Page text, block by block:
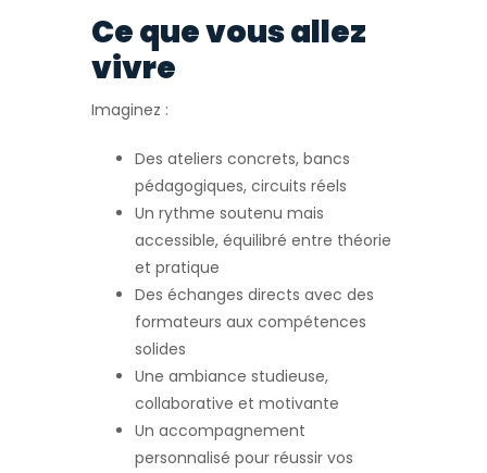
Ce que vous allez
vivre
Imaginez :
Des ateliers concrets, bancs
pédagogiques, circuits réels
Un rythme soutenu mais
accessible, équilibré entre théorie
et pratique
Des échanges directs avec des
formateurs aux compétences
solides
Une ambiance studieuse,
collaborative et motivante
Un accompagnement
personnalisé pour réussir vos